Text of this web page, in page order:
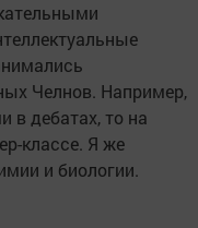
Челнов. Например,
в дебатах, то на
классе. Я же
и биологии.